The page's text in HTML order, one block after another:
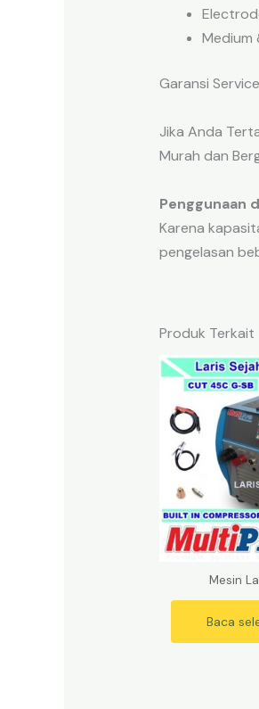
Medium
Garansi
Jika Anda
Murah dan
Penggunaan
Karena
pengelasan
Produk Terkait
Mesin
Baca